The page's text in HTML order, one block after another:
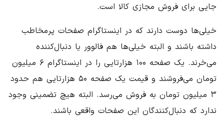
جایی برای فروش مجازی کالا است.
خیلی‌ها دوست دارند که در اینستاگرام صفحات پرمخاطب
داشته باشند و البته خیلی‌ها هم فالوور یا دنبال‌کننده
می‌خرند. یک صفحه ۱۰۰ هزارتایی را در اینستاگرام ۶ میلیون
تومان می‌فروشند و قیمت یک صفحه ۵۰ هزارتایی هم حدود
۳ میلیون تومان به فروش می‌رسد. البته هیچ تضمینی وجود
ندارد که دنبال‌کنندگان این صفحات واقعی باشند.